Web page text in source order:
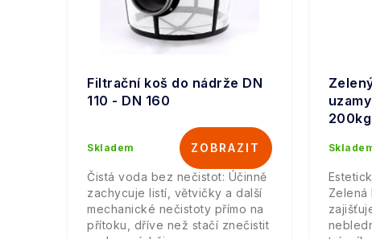
Filtrační koš do nádrže DN
110 - DN 160
Skladem
Čistá voda bez nečistot: Účinně
zachycuje listí, větvičky a další
mechanické nečistoty přímo na
přítoku, dříve než stačí znečistit
200kg
Zelená